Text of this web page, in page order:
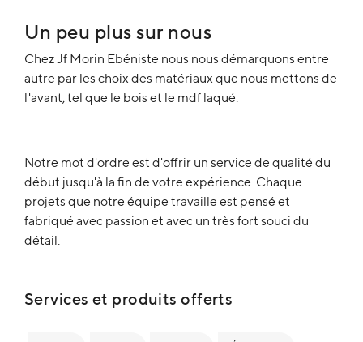
Un peu plus sur nous
Chez Jf Morin Ebéniste nous nous démarquons entre
autre par les choix des matériaux que nous mettons de
l'avant, tel que le bois et le mdf laqué.
Notre mot d'ordre est d'offrir un service de qualité du
début jusqu'à la fin de votre expérience. Chaque
projets que notre équipe travaille est pensé et
fabriqué avec passion et avec un très fort souci du
détail.
Services et produits offerts